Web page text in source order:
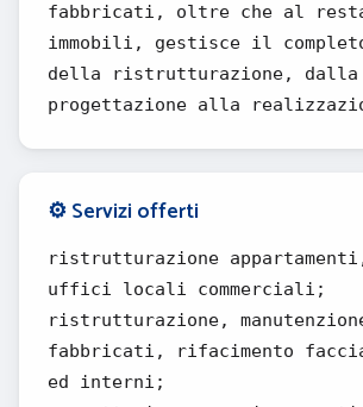
fabbricati, oltre che al
immobili, gestisce il
della ristrutturazione, dalla
progettazione alla
⚙️ Servizi offerti
ristrutturazione
uffici locali commerciali;
ristrutturazione,
fabbricati, rifacimento
ed interni;